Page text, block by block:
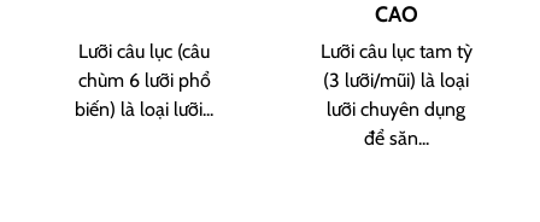
Lưỡi câu lục (câu
chùm 6 lưỡi phổ
biến) là loại lưỡi...
CAO
Lưỡi câu lục tam tỳ
(3 lưỡi/mũi) là loại
lưỡi chuyên dụng
để săn...